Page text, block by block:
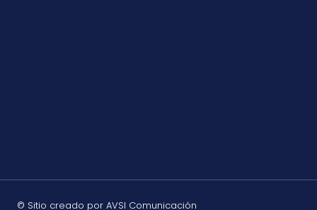
© Sitio creado por AVSI Comunicación